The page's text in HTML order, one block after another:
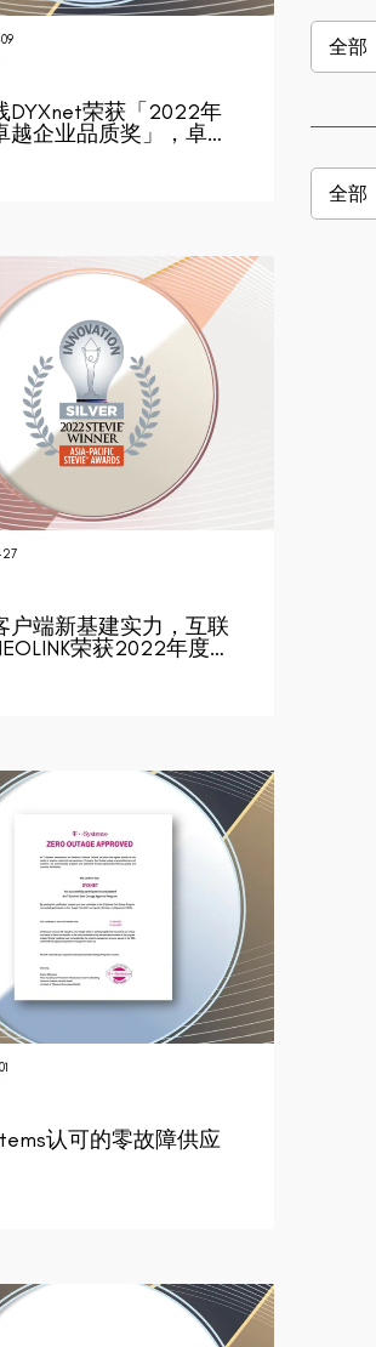
DYXnet荣获「2022年
越企业品质奖」，卓…
户端新基建实力，互联
荣获2022年度…
认可的零故障供应